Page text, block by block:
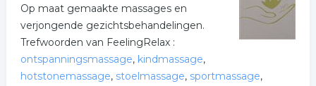
Op maat gemaakte massages en
verjongende gezichtsbehandelingen.
Trefwoorden van FeelingRelax :
ontspanningsmassage, kindmassage,
hotstonemassage, stoelmassage, sportmassage,